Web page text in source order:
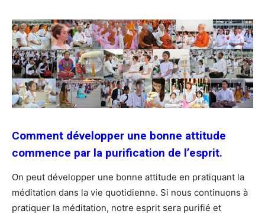
Comment développer une bonne attitude
commence par la purification de l’esprit.
On peut développer une bonne attitude en pratiquant la
méditation dans la vie quotidienne. Si nous continuons à
pratiquer la méditation, notre esprit sera purifié et